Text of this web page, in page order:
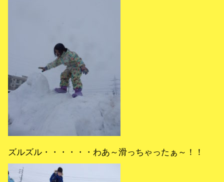
ズルズル・・・・・・わあ～滑っちゃったぁ～！！